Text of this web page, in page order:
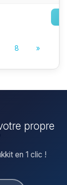
8 »
propre
en 1 clic !